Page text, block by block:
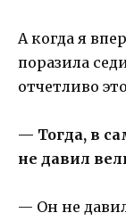
А когда я
поразила
отчетливо
— Тогда, в
не давил
— Он не